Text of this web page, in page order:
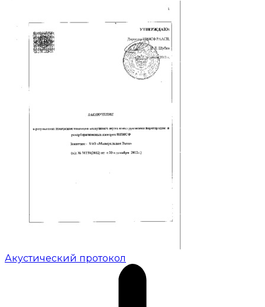
Акустический протокол